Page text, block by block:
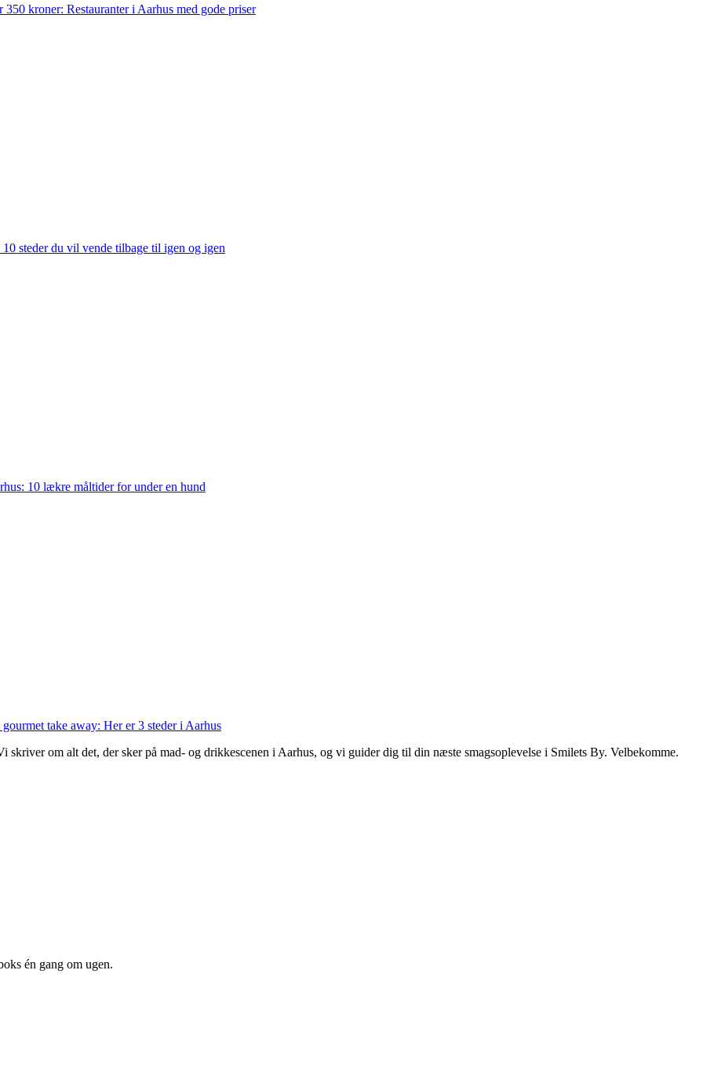
350 kroner: Restauranter i Aarhus med gode priser
steder du vil vende tilbage til igen og igen
10 lækre måltider for under en hund
take away: Her er 3 steder i Aarhus
om alt det, der sker på mad- og drikkescenen i Aarhus, og vi guider dig til din næste smagsoplevelse i Smilets By. Velbekomme.
én gang om ugen.